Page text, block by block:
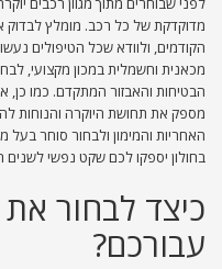
מדוקדקת של כל רכב. מומלץ לבדוק
הקודמים, ולוודא שכל הטיפולים
מכאנית וחשמלית במכון מקצועי,
הבטיחות והאבזור המתקדם. כמו
מספק את תחושת היוקרה והנוחות
האחריות והמימון ולבחור סוחר בעל
בחולון יספקו לכם שקט נפשי לשנים
כיצד לבחור
עבורכם?